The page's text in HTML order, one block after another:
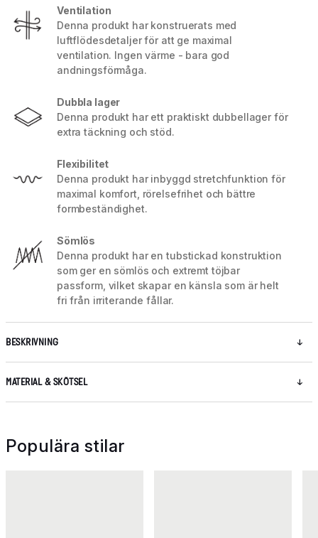
Ventilation
Denna produkt har konstruerats med
luftflödesdetaljer för att ge maximal
ventilation. Ingen värme - bara god
andningsförmåga.
Dubbla lager
Denna produkt har ett praktiskt dubbellager för
extra täckning och stöd.
Flexibilitet
Denna produkt har inbyggd stretchfunktion för
maximal komfort, rörelsefrihet och bättre
formbeständighet.
Sömlös
Denna produkt har en tubstickad konstruktion
som ger en sömlös och extremt töjbar
passform, vilket skapar en känsla som är helt
fri från irriterande fållar.
BESKRIVNING
MATERIAL & SKÖTSEL
Populära stilar